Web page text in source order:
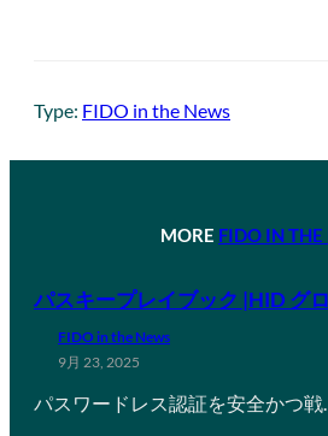
Type: FIDO in the News
MORE FIDO IN THE
パスキープレイブック |HID グ
FIDO in the News
9月 23, 2025
パスワードレス認証を安全かつ戦…